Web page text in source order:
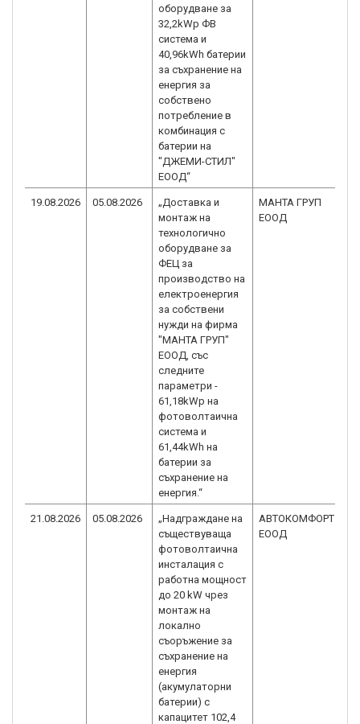
оборудване за
32,2kWp ФВ
система и
40,96kWh батерии
за съхранение на
енергия за
собствено
потребление в
комбинация с
батерии на
"ДЖЕМИ-СТИЛ"
ЕООД“
19.08.2026 05.08.2026
„Доставка и
монтаж на
технологично
оборудване за
ФЕЦ за
производство на
електроенергия
за собствени
нужди на фирма
"МАНТА ГРУП"
ЕООД, със
следните
параметри -
61,18kWp на
фотоволтаична
система и
61,44kWh на
батерии за
съхранение на
енергия.“
МАНТА ГРУП
ЕООД
21.08.2026 05.08.2026
„Надграждане на
съществуваща
фотоволтаична
инсталация с
работна мощност
до 20 kW чрез
монтаж на
локално
съоръжение за
съхранение на
енергия
(акумулаторни
батерии) с
капацитет 102,4
АВТОКОМФОРТ
ЕООД